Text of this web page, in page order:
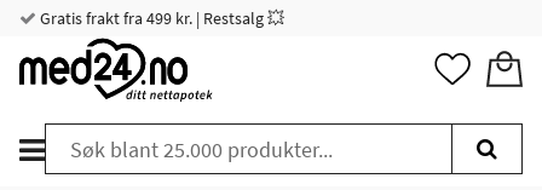
Gratis frakt fra 499 kr. | Restsalg 💥